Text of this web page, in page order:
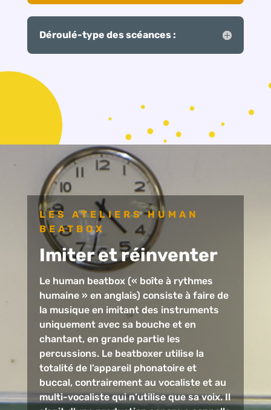
Déroulé-type des scéances :
LES ATELIERS HUMAN
BEATBOX
Imiter et réinventer
Le human beatbox (« boîte à rythmes
humaine » en anglais) consiste à faire de
la musique en imitant des instruments
uniquement avec sa bouche et en
chantant, en grande partie les
percussions. Le beatboxer utilise la
totalité de l’appareil phonatoire et
buccal, contrairement au vocaliste et au
multi-vocaliste qui n’utilise que sa voix. Il